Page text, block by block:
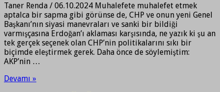
Taner Renda / 06.10.2024 Muhalefete muhalefet etmek
aptalca bir sapma gibi görünse de, CHP ve onun yeni Genel
Başkanı’nın siyasi manevraları ve sanki bir bildiği
varmışçasına Erdoğan’ı aklaması karşısında, ne yazık ki şu an
tek gerçek seçenek olan CHP’nin politikalarını sıkı bir
biçimde eleştirmek gerek. Daha önce de söylemiştim:
AKP’nin …
Devamı »